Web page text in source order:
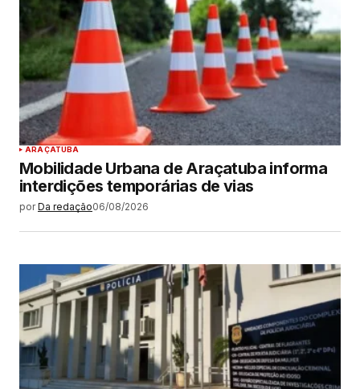
ARAÇATUBA
Mobilidade Urbana de Araçatuba informa
interdições temporárias de vias
por Da redação06/08/2026